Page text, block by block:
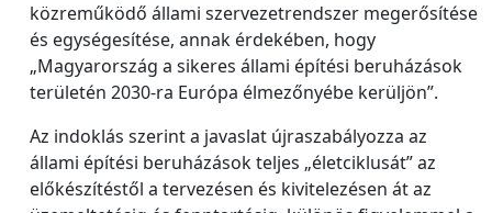
közreműködő állami szervezetrendszer megerősítése
és egységesítése, annak érdekében, hogy
„Magyarország a sikeres állami építési beruházások
területén 2030-ra Európa élmezőnyébe kerüljön”.
Az indoklás szerint a javaslat újraszabályozza az
állami építési beruházások teljes „életciklusát” az
előkészítéstől a tervezésen és kivitelezésen át az